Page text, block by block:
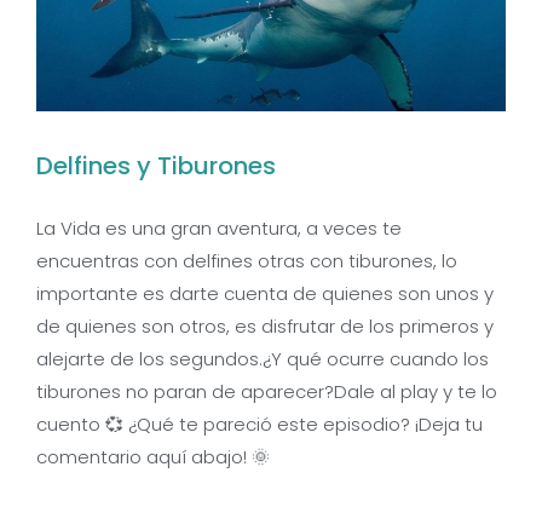
Delfines y Tiburones
La Vida es una gran aventura, a veces te
encuentras con delfines otras con tiburones, lo
importante es darte cuenta de quienes son unos y
de quienes son otros, es disfrutar de los primeros y
alejarte de los segundos.¿Y qué ocurre cuando los
tiburones no paran de aparecer?Dale al play y te lo
cuento 💞 ¿Qué te pareció este episodio? ¡Deja tu
comentario aquí abajo! 🌞